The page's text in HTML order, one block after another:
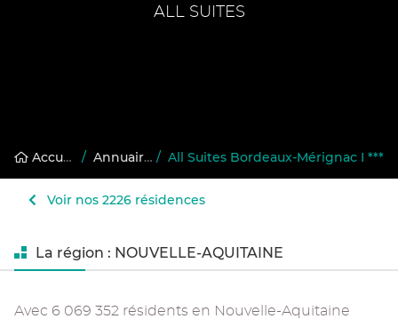
ALL SUITES
Accueil / Annuaire des résidences gérées / All Suites Bordeaux-Mérignac I ***
Voir nos 2226 résidences
La région : NOUVELLE-AQUITAINE
Avec 6 069 352 résidents en Nouvelle-Aquitaine